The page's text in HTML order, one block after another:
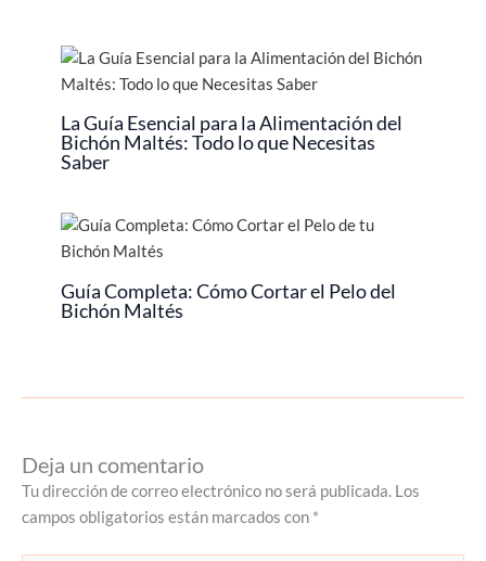
La Guía Esencial para la Alimentación del
Bichón Maltés: Todo lo que Necesitas
Saber
Guía Completa: Cómo Cortar el Pelo del
Bichón Maltés
Deja un comentario
Tu dirección de correo electrónico no será publicada. Los
campos obligatorios están marcados con *